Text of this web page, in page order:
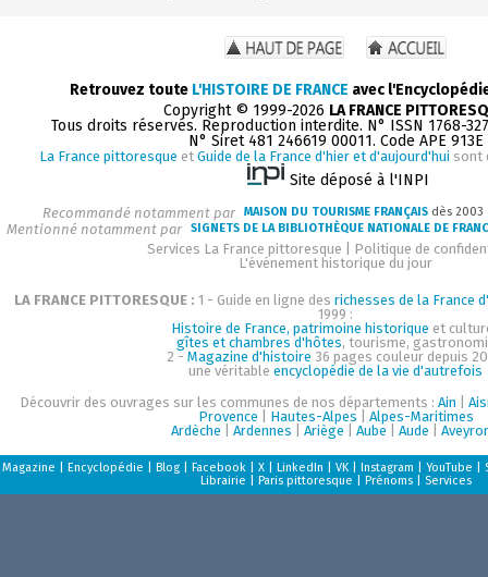
Retrouvez toute L'HISTOIRE DE FRANCE avec
Copyright © 1999-2026 LA FRANCE
Tous droits réservés. Reproduction interdite. N° ISSN 1768-
N° Siret 481 246619 00011. Code APE 913E
La France pittoresque et Guide de la France d'hier et d'aujourd'hui sont
Site déposé à l'INPI
Recommandé notamment par MAISON DU TOURISME FRANÇAIS dès
Mentionné notamment par SIGNETS DE LA BIBLIOTHÈQUE NATIONALE DE
Services La France pittoresque
Politique de
L'événement historique du jour
LA FRANCE PITTORESQUE : 1 - Guide en ligne des richesses de la France
1999 :
Histoire de France, patrimoine historique et
gîtes et chambres d'hôtes, tourisme,
2 - Magazine d'histoire 36 pages couleur depuis
une véritable encyclopédie de la vie d'autrefois
Découvrir des ouvrages sur les communes de nos départements : Ain
Provence
Hautes-Alpes
Alpes-Maritimes
Ardèche
Ardennes Ariège Aube Aude
Magazine Encyclopédie Blog| Facebook| X| LinkedIn VK| Instagram YouTube
Librairie
Paris pittoresque Prénoms| Services